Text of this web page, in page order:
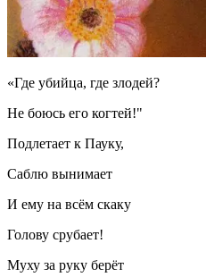
«Где убийца, где злодей?
Не боюсь его когтей!"
Подлетает к Пауку,
Саблю вынимает
И ему на всём скаку
Голову срубает!
Муху за руку берёт